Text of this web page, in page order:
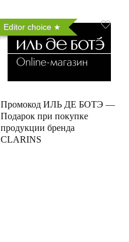
Editor choice
Промокод ИЛЬ ДЕ БОТЭ —
Подарок при покупке
продукции бренда
CLARINS